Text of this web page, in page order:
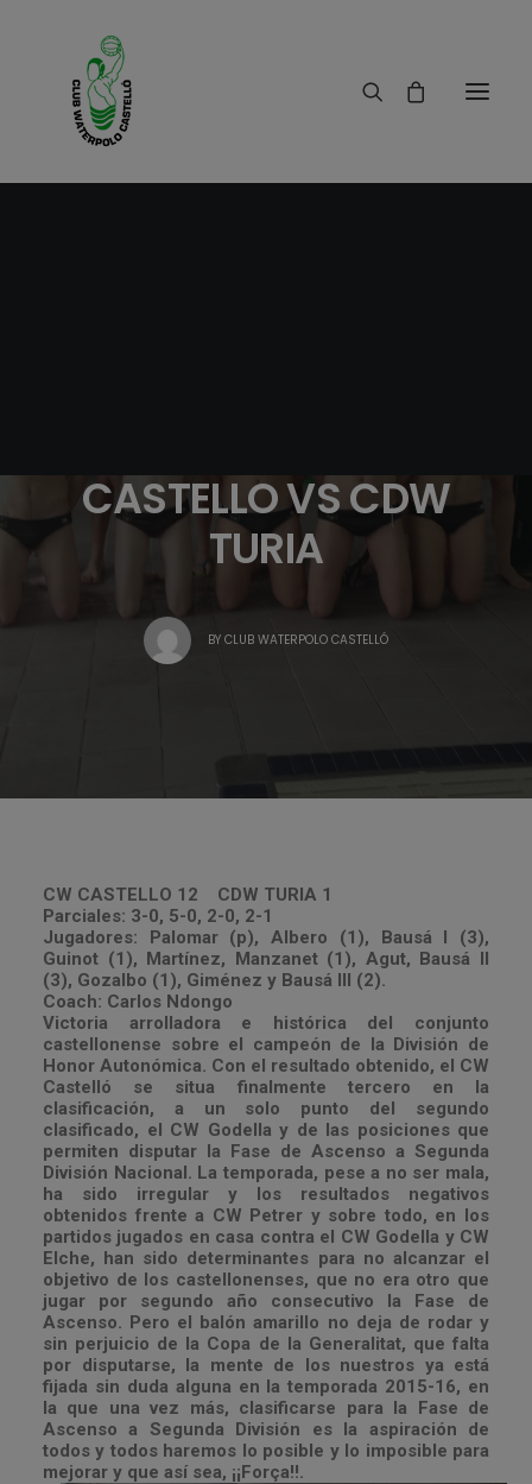
CASTELLO VS CDW
TURIA
BY CLUB WATERPOLO CASTELLÓ
CW CASTELLO 12 CDW TURIA 1
Parciales: 3-0, 5-0, 2-0, 2-1
Jugadores: Palomar (p), Albero (1), Bausá I (3),
Guinot (1), Martínez, Manzanet (1), Agut, Bausá II
(3), Gozalbo (1), Giménez y Bausá III (2).
Coach: Carlos Ndongo
Victoria arrolladora e histórica del conjunto
castellonense sobre el campeón de la División de
Honor Autonómica. Con el resultado obtenido, el CW
Castelló se situa finalmente tercero en la
clasificación, a un solo punto del segundo
clasificado, el CW Godella y de las posiciones que
permiten disputar la Fase de Ascenso a Segunda
División Nacional. La temporada, pese a no ser mala,
ha sido irregular y los resultados negativos
obtenidos frente a CW Petrer y sobre todo, en los
partidos jugados en casa contra el CW Godella y CW
Elche, han sido determinantes para no alcanzar el
objetivo de los castellonenses, que no era otro que
jugar por segundo año consecutivo la Fase de
Ascenso. Pero el balón amarillo no deja de rodar y
sin perjuicio de la Copa de la Generalitat, que falta
por disputarse, la mente de los nuestros ya está
fijada sin duda alguna en la temporada 2015-16, en
la que una vez más, clasificarse para la Fase de
Ascenso a Segunda División es la aspiración de
todos y todos haremos lo posible y lo imposible para
mejorar y que así sea, ¡¡Força!!.